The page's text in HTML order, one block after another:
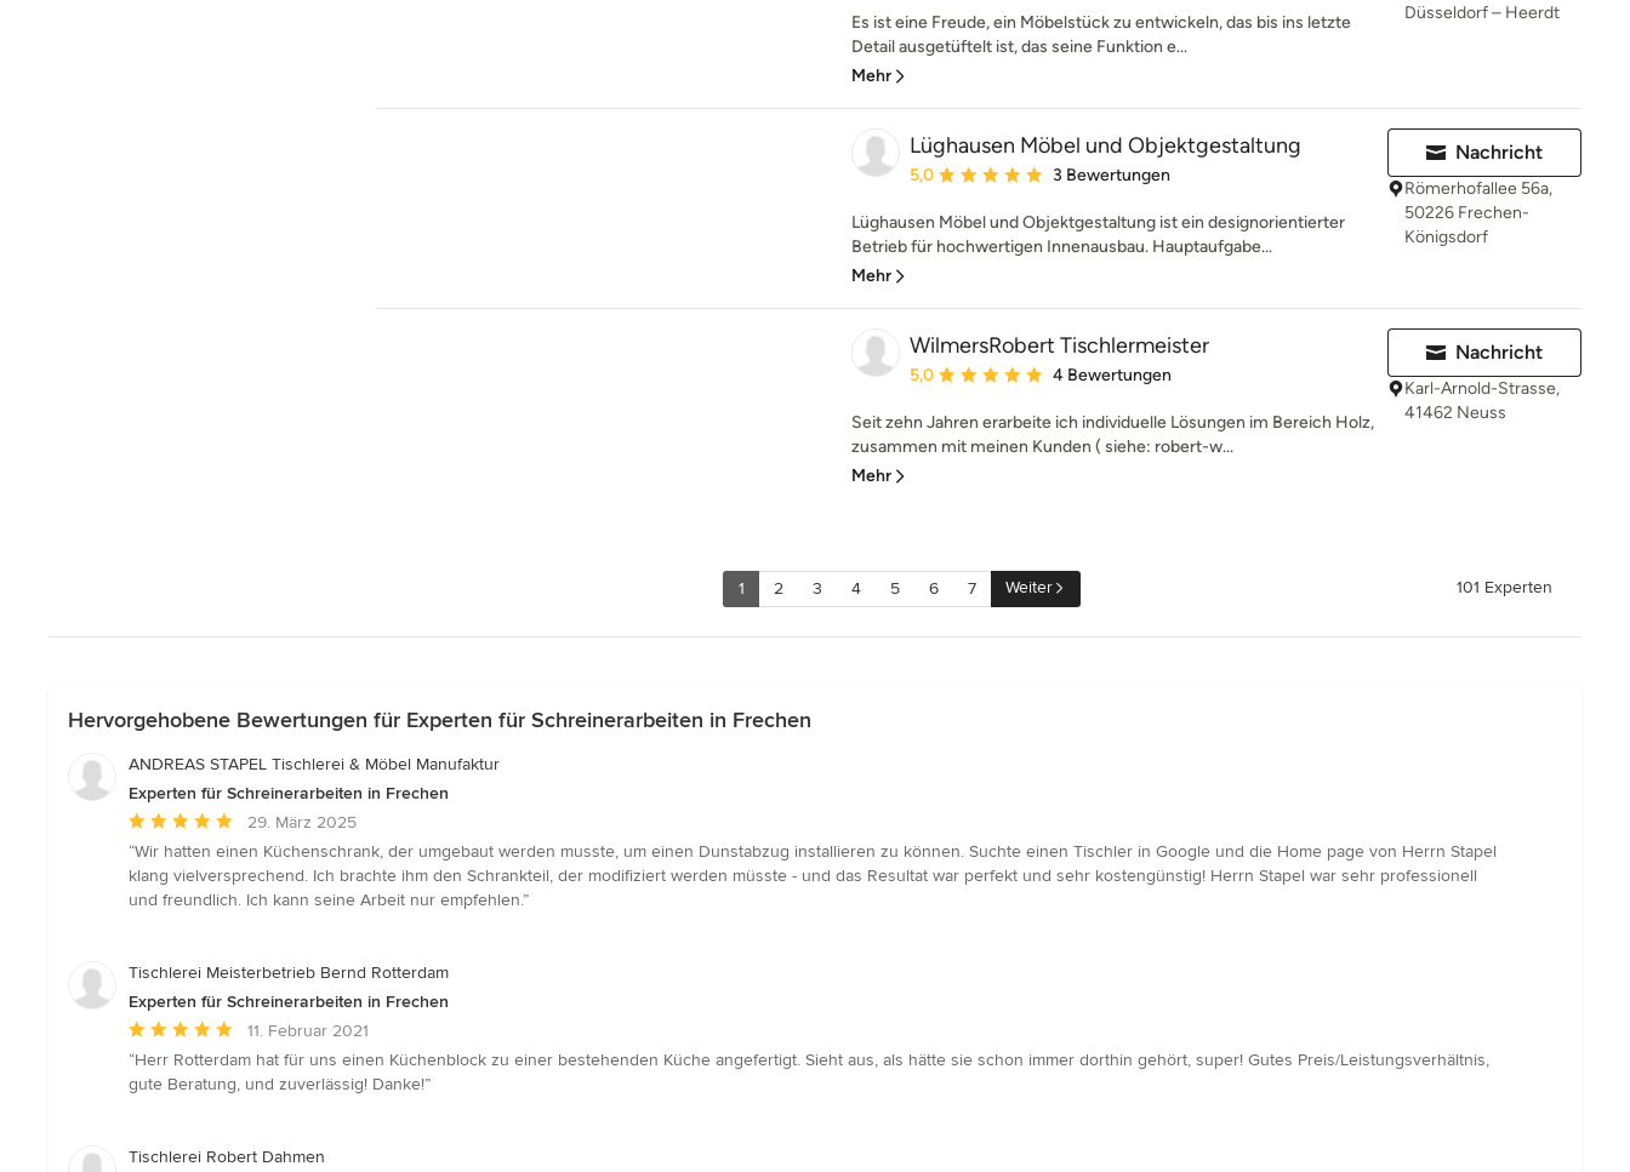
Es ist eine Freude, ein Möbelstück zu entwickeln, das bis ins letzte
Detail ausgetüftelt ist, das seine Funktion e...
Mehr
Düsseldorf – Heerdt
Lüghausen Möbel und Objektgestaltung
Durchschnittliche Bewertung: 5 von 5 Sternen
5,0 3 Bewertungen
Lüghausen Möbel und Objektgestaltung ist ein designorientierter
Betrieb für hochwertigen Innenausbau. Hauptaufgabe...
Mehr
Nachricht
Römerhofallee 56a,
50226 Frechen-
Königsdorf
WilmersRobert Tischlermeister
Durchschnittliche Bewertung: 5 von 5 Sternen
5,0 4 Bewertungen
Seit zehn Jahren erarbeite ich individuelle Lösungen im Bereich Holz,
zusammen mit meinen Kunden ( siehe: robert-w...
Mehr
Nachricht
Karl-Arnold-Strasse,
41462 Neuss
1 2 3 4 5 6 7 Weiter 101 Experten
Hervorgehobene Bewertungen für Experten für Schreinerarbeiten in Frechen
ANDREAS STAPEL Tischlerei & Möbel Manufaktur
Experten für Schreinerarbeiten in Frechen
Durchschnittliche
Bewertung:
5
von
29. März 2025
“Wir hatten einen Küchenschrank, der umgebaut werden musste, um einen Dunstabzug installieren zu können. Suchte einen Tischler in Google und die Home page von Herrn Stapel
klang vielversprechend. Ich brachte ihm den Schrankteil, der modifiziert werden müsste - und das Resultat war perfekt und sehr kostengünstig! Herrn Stapel war sehr professionell
und freundlich. Ich kann seine Arbeit nur empfehlen.”
Tischlerei Meisterbetrieb Bernd Rotterdam
Experten für Schreinerarbeiten in Frechen
Durchschnittliche
Bewertung:
5
Sternen
11. Februar 2021
“Herr Rotterdam hat für uns einen Küchenblock zu einer bestehenden Küche angefertigt. Sieht aus, als hätte sie schon immer dorthin gehört, super! Gutes Preis/Leistungsverhältnis,
gute Beratung, und zuverlässig! Danke!”
Tischlerei Robert Dahmen